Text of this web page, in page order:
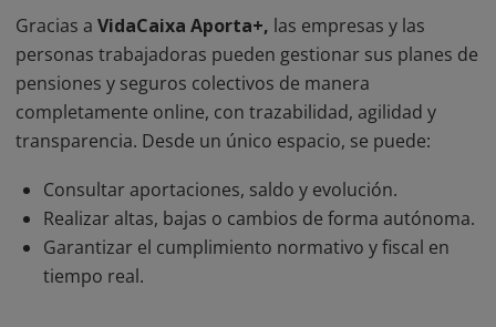
Gracias a VidaCaixa Aporta+, las empresas y las
personas trabajadoras pueden gestionar sus planes de
pensiones y seguros colectivos de manera
completamente online, con trazabilidad, agilidad y
transparencia. Desde un único espacio, se puede:
Consultar aportaciones, saldo y evolución.
Realizar altas, bajas o cambios de forma autónoma.
Garantizar el cumplimiento normativo y fiscal en
tiempo real.